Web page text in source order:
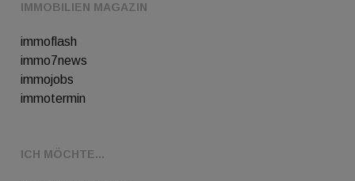
IMMOBILIEN MAGAZIN
immoflash
immo7news
immojobs
immotermin
ICH MÖCHTE...